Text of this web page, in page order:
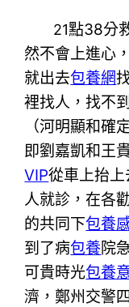
21點38分
然不會上進心
就出去包養網
裡找人，找不
（河明顯和確
即劉嘉凱和王
VIP從車上抬
人就診 ，在各
的共同下包養
到了病包養院
可貴時光包養
濟， 鄭州交警